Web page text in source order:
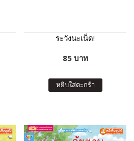
ระวังนะเน็ด!
85 บาท
หยิบใส่ตะกร้า